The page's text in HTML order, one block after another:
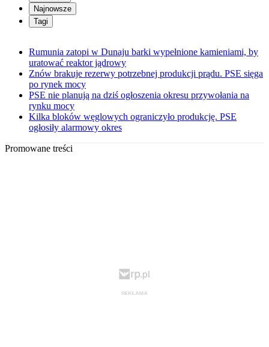
Najnowsze
Tagi
Rumunia zatopi w Dunaju barki wypełnione kamieniami, by
uratować reaktor jądrowy
Znów brakuje rezerwy potrzebnej produkcji prądu. PSE sięga
po rynek mocy
PSE nie planują na dziś ogłoszenia okresu przywołania na
rynku mocy
Kilka bloków węglowych ograniczyło produkcję. PSE
ogłosiły alarmowy okres
Promowane treści